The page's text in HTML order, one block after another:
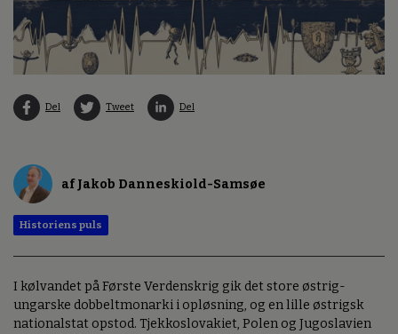
Del Tweet Del
af Jakob Danneskiold-Samsøe
Historiens puls
I kølvandet på Første Verdenskrig gik det store østrig-
ungarske dobbeltmonarki i opløsning, og en lille østrigsk
nationalstat opstod. Tjekkoslovakiet, Polen og Jugoslavien